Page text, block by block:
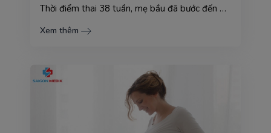
Thời điểm thai 38 tuần, mẹ bầu đã bước đến giai đoạn những tuần cuối thai kỳ. Lúc này, thai nhi cũng...
Xem thêm